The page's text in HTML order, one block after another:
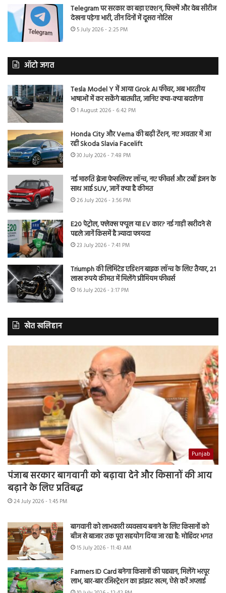
Telegram पर सरकार का बड़ा एक्शन, फिल्में और वेब सीरीज
देखना पड़ेगा भारी, तीन दिनों में दूसरा नोटिस
5 July 2026 - 2:25 PM
ऑटो जगत
Tesla Model Y में आया Grok AI फीचर, अब भारतीय
भाषाओं में कर सकेंगे बातचीत, जानिए क्या-क्या बदलेगा
1 August 2026 - 6:42 PM
Honda City और Verna की बढ़ी टेंशन, नए अवतार में आ
रही Skoda Slavia Facelift
30 July 2026 - 7:48 PM
नई मारुति ब्रेजा फेसलिफ्ट लॉन्च, नए फीचर्स और टर्बो इंजन के
साथ आई SUV, जानें क्या है कीमत
26 July 2026 - 3:56 PM
E20 पेट्रोल, फ्लेक्स फ्यूल या EV कार? नई गाड़ी खरीदने से
पहले जानें किसमें है ज्यादा फायदा
23 July 2026 - 7:41 PM
Triumph की लिमिटेड एडिशन बाइक लॉन्च के लिए तैयार, 21
लाख रुपये कीमत में मिलेंगे प्रीमियम फीचर्स
16 July 2026 - 3:17 PM
खेत खलिहान
Punjab
पंजाब सरकार बागवानी को बढ़ावा देने और किसानों की आय
बढ़ाने के लिए प्रतिबद्ध
24 July 2026 - 1:45 PM
बागवानी को लाभकारी व्यवसाय बनाने के लिए किसानों को
बीज से बाजार तक पूरा सहयोग दिया जा रहा है: मोहिंदर भगत
15 July 2026 - 11:43 AM
Farmers ID Card बनेगा किसानों की पहचान, मिलेंगे भरपूर
लाभ, बार-बार रजिस्ट्रेशन का झंझट खत्म, ऐसे करें अप्लाई